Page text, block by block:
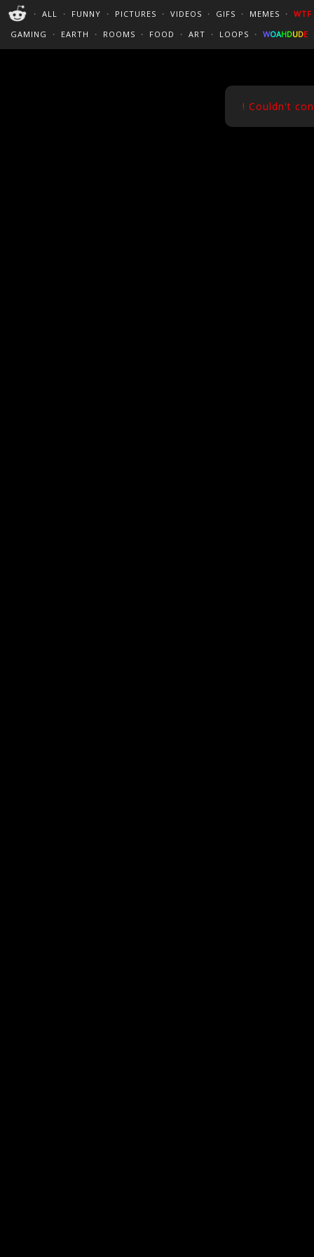
・ ALL ・ FUNNY ・ PICTURES ・ VIDEOS ・ GIFS ・ MEMES ・ WTF
GAMING
・ EARTH ・ ROOMS ・ FOOD ・ ART ・ LOOPS ・ WOAHDUDE
PERFECT LOOPS
CINEMAGRAPHS
:)/?
TRAVEL
! Couldn't